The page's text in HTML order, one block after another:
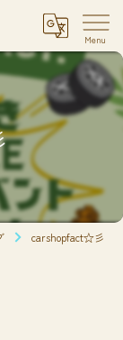
carshopfact☆彡